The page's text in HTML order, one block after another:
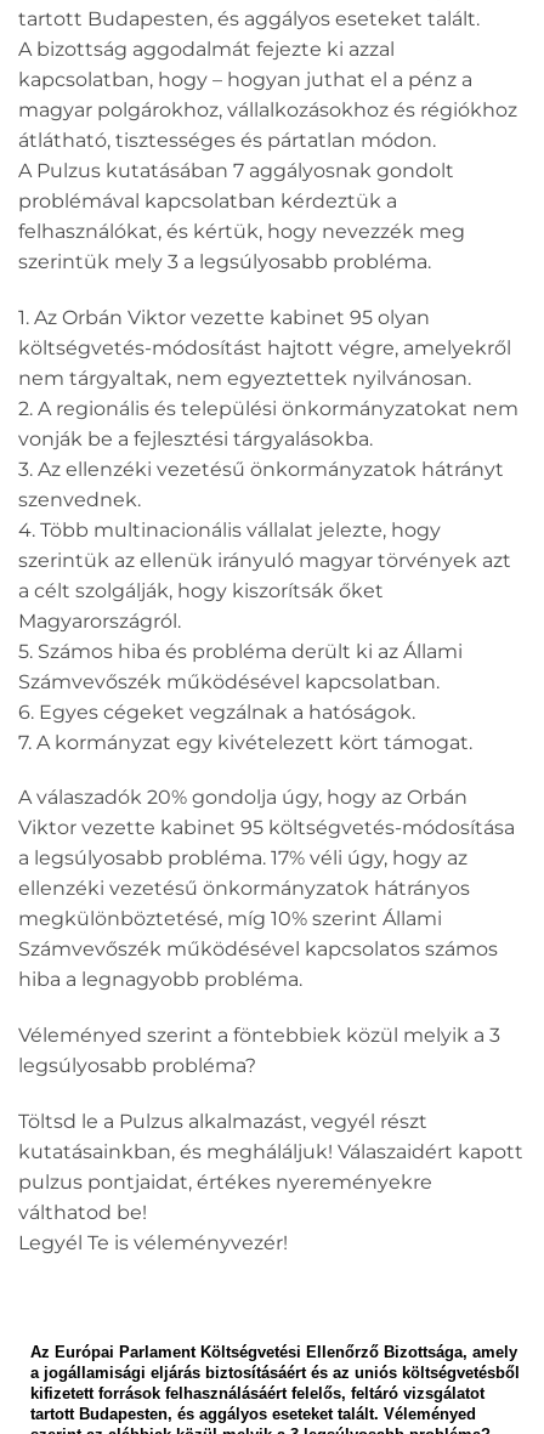
tartott Budapesten, és aggályos eseteket talált.
A bizottság aggodalmát fejezte ki azzal
kapcsolatban, hogy – hogyan juthat el a pénz a
magyar polgárokhoz, vállalkozásokhoz és régiókhoz
átlátható, tisztességes és pártatlan módon.
A Pulzus kutatásában 7 aggályosnak gondolt
problémával kapcsolatban kérdeztük a
felhasználókat, és kértük, hogy nevezzék meg
szerintük mely 3 a legsúlyosabb probléma.
1. Az Orbán Viktor vezette kabinet 95 olyan
költségvetés-módosítást hajtott végre, amelyekről
nem tárgyaltak, nem egyeztettek nyilvánosan.
2. A regionális és települési önkormányzatokat nem
vonják be a fejlesztési tárgyalásokba.
3. Az ellenzéki vezetésű önkormányzatok hátrányt
szenvednek.
4. Több multinacionális vállalat jelezte, hogy
szerintük az ellenük irányuló magyar törvények azt
a célt szolgálják, hogy kiszorítsák őket
Magyarországról.
5. Számos hiba és probléma derült ki az Állami
Számvevőszék működésével kapcsolatban.
6. Egyes cégeket vegzálnak a hatóságok.
7. A kormányzat egy kivételezett kört támogat.
A válaszadók 20% gondolja úgy, hogy az Orbán
Viktor vezette kabinet 95 költségvetés-módosítása
a legsúlyosabb probléma. 17% véli úgy, hogy az
ellenzéki vezetésű önkormányzatok hátrányos
megkülönböztetésé, míg 10% szerint Állami
Számvevőszék működésével kapcsolatos számos
hiba a legnagyobb probléma.
Véleményed szerint a föntebbiek közül melyik a 3
legsúlyosabb probléma?
Töltsd le a Pulzus alkalmazást, vegyél részt
kutatásainkban, és megháláljuk! Válaszaidért kapott
pulzus pontjaidat, értékes nyereményekre
válthatod be!
Legyél Te is véleményvezér!
Az Európai Parlament Költségvetési Ellenőrző Bizottsága, amely
a jogállamisági eljárás biztosításáért és az uniós költségvetésből
kifizetett források felhasználásáért felelős, feltáró vizsgálatot
tartott Budapesten, és aggályos eseteket talált. Véleményed